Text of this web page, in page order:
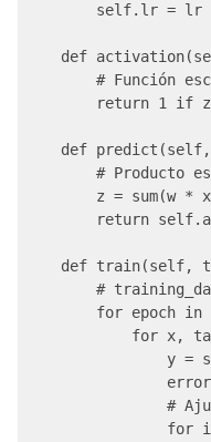
self.lr = lr
def
# Función
return 1 if
def
# Producto
z = sum(w *
return
def train(self,
#
for epoch in
for x,
y =
#
for